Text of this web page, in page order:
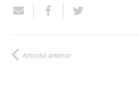
Articolul anterior